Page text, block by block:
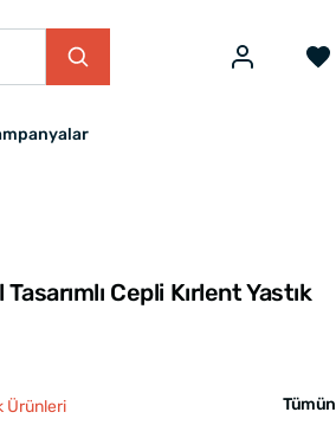
Cepli Kırlent Yastık
Ürünleri